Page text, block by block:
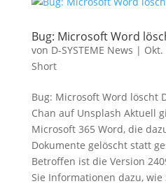
Bug: Microsoft Word
von D-SYSTEME News | Okt.
Short
Bug: Microsoft Word löscht
Chan auf Unsplash Aktuell
Microsoft 365 Word, die
Dokumente gelöscht statt
Betroffen ist die Version
Sie Informationen dazu, wie